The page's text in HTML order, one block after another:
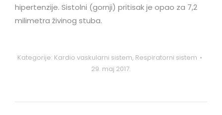
hipertenzije. Sistolni (gornji) pritisak je opao za 7,2
milimetra živinog stuba.
Kategorije: Kardio vaskularni sistem, Respiratorni sistem
29. maj 2017.